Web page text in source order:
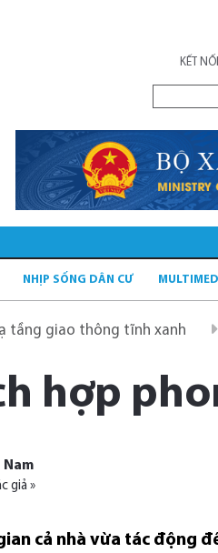
KẾT NỐI
NHỊP SỐNG DÂN CƯ
thông tĩnh xanh Quy
hợp
Nam
giả »
cả nhà vừa tác động